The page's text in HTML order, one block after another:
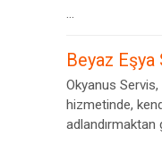
...
Beyaz Eşya
Okyanus
hizmetinde,
adlandırmaktan